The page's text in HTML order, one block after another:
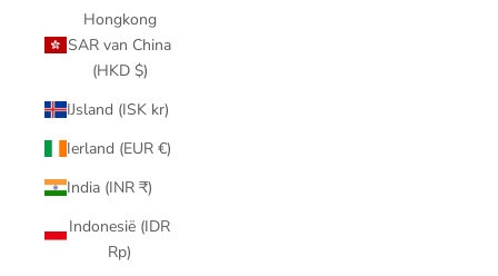
Hongkong
SAR van China
(HKD $)
IJsland (ISK kr)
Ierland (EUR €)
India (INR ₹)
Indonesië (IDR
Rp)